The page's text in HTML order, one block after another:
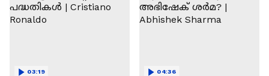
03:19 04:36